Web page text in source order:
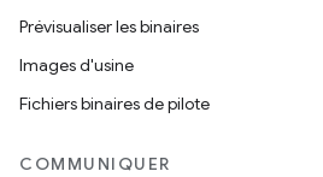
Prévisualiser les binaires
Images d'usine
Fichiers binaires de pilote
COMMUNIQUER